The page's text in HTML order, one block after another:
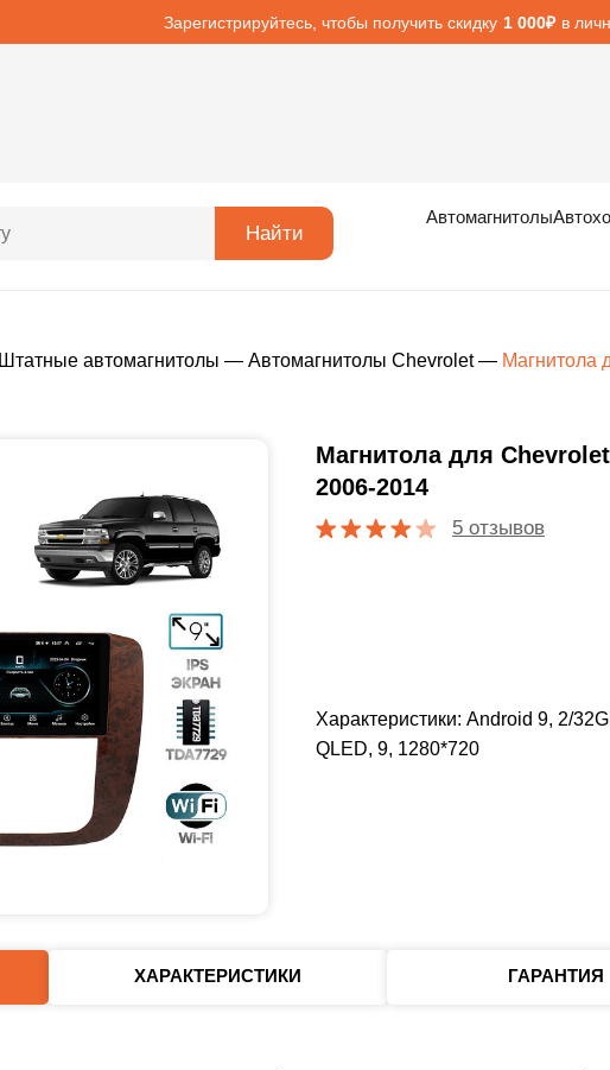
Зарегистрируйтесь, чтобы получить скидку 1 000₽ в
Найти
Автомагнитолы
Штатные автомагнитолы — Автомагнитолы Chevrolet— Магнитола
Магнитола для
2006-2014
5 отзывов
Характеристики: Android 9, 2/
QLED, 9, 1280*720
ХАРАКТЕРИСТИКИ ГАРАНТИЯ